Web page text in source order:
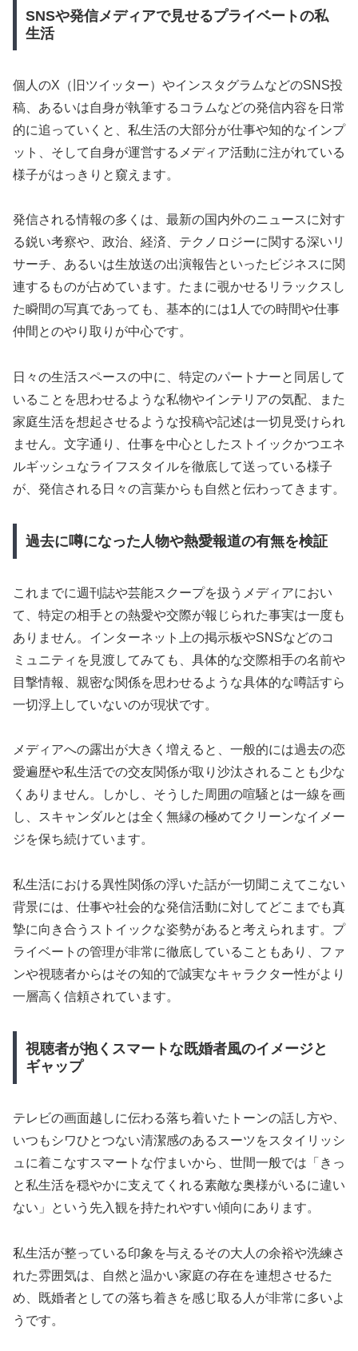
SNSや発信メディアで見せるプライベートの私
生活
個人のX（旧ツイッター）やインスタグラムなどのSNS投
稿、あるいは自身が執筆するコラムなどの発信内容を日常
的に追っていくと、私生活の大部分が仕事や知的なインプ
ット、そして自身が運営するメディア活動に注がれている
様子がはっきりと窺えます。
発信される情報の多くは、最新の国内外のニュースに対す
る鋭い考察や、政治、経済、テクノロジーに関する深いリ
サーチ、あるいは生放送の出演報告といったビジネスに関
連するものが占めています。たまに覗かせるリラックスし
た瞬間の写真であっても、基本的には1人での時間や仕事
仲間とのやり取りが中心です。
日々の生活スペースの中に、特定のパートナーと同居して
いることを思わせるような私物やインテリアの気配、また
家庭生活を想起させるような投稿や記述は一切見受けられ
ません。文字通り、仕事を中心としたストイックかつエネ
ルギッシュなライフスタイルを徹底して送っている様子
が、発信される日々の言葉からも自然と伝わってきます。
過去に噂になった人物や熱愛報道の有無を検証
これまでに週刊誌や芸能スクープを扱うメディアにおい
て、特定の相手との熱愛や交際が報じられた事実は一度も
ありません。インターネット上の掲示板やSNSなどのコ
ミュニティを見渡してみても、具体的な交際相手の名前や
目撃情報、親密な関係を思わせるような具体的な噂話すら
一切浮上していないのが現状です。
メディアへの露出が大きく増えると、一般的には過去の恋
愛遍歴や私生活での交友関係が取り沙汰されることも少な
くありません。しかし、そうした周囲の喧騒とは一線を画
し、スキャンダルとは全く無縁の極めてクリーンなイメー
ジを保ち続けています。
私生活における異性関係の浮いた話が一切聞こえてこない
背景には、仕事や社会的な発信活動に対してどこまでも真
摯に向き合うストイックな姿勢があると考えられます。プ
ライベートの管理が非常に徹底していることもあり、ファ
ンや視聴者からはその知的で誠実なキャラクター性がより
一層高く信頼されています。
視聴者が抱くスマートな既婚者風のイメージと
ギャップ
テレビの画面越しに伝わる落ち着いたトーンの話し方や、
いつもシワひとつない清潔感のあるスーツをスタイリッシ
ュに着こなすスマートな佇まいから、世間一般では「きっ
と私生活を穏やかに支えてくれる素敵な奥様がいるに違い
ない」という先入観を持たれやすい傾向にあります。
私生活が整っている印象を与えるその大人の余裕や洗練さ
れた雰囲気は、自然と温かい家庭の存在を連想させるた
め、既婚者としての落ち着きを感じ取る人が非常に多いよ
うです。